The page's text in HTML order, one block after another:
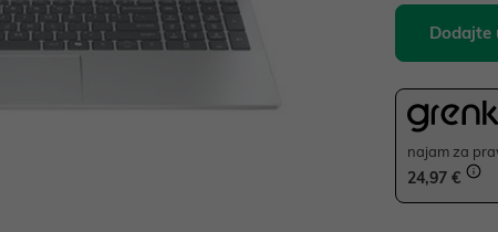
Dodajte
najam za
24,97 €